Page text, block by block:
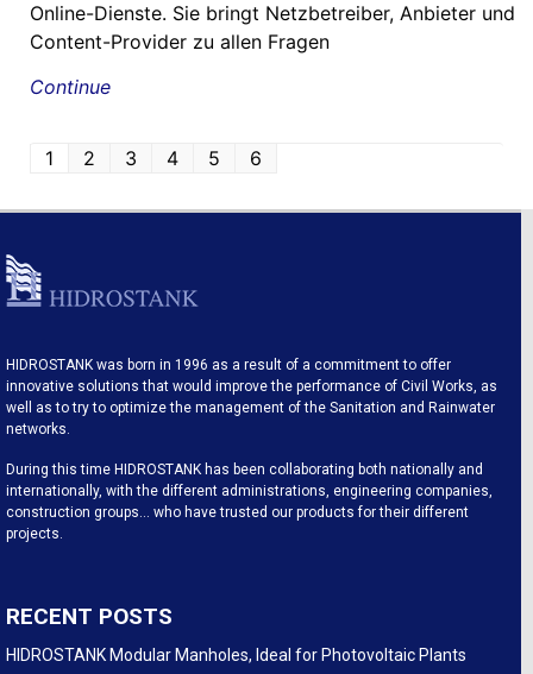
Online-Dienste. Sie bringt Netzbetreiber, Anbieter und
Content-Provider zu allen Fragen
Continue
1 2 3 4 5 6
HIDROSTANK was born in 1996 as a result of a commitment to offer
innovative solutions that would improve the performance of Civil Works, as
well as to try to optimize the management of the Sanitation and Rainwater
networks.
During this time HIDROSTANK has been collaborating both nationally and
internationally, with the different administrations, engineering companies,
construction groups… who have trusted our products for their different
projects.
RECENT POSTS
HIDROSTANK Modular Manholes, Ideal for Photovoltaic Plants